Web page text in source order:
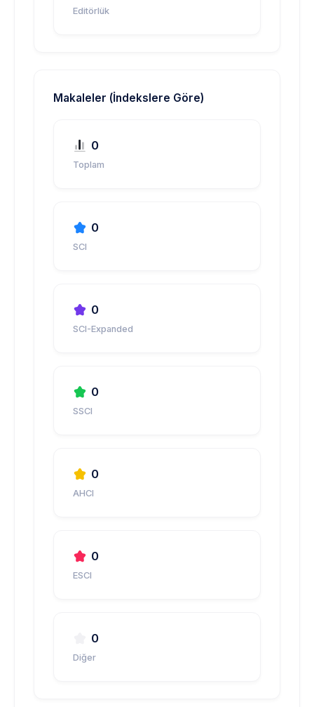
Editörlük
Makaleler (İndekslere Göre)
0
Toplam
0
SCI
0
SCI-Expanded
0
SSCI
0
AHCI
0
ESCI
0
Diğer